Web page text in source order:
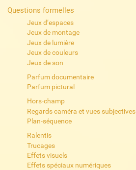
Questions formelles
Jeux d’espaces
Jeux de montage
Jeux de lumière
Jeux de couleurs
Jeux de son
Parfum documentaire
Parfum pictural
Hors-champ
Regards caméra et vues subjectives
Plan-séquence
Ralentis
Trucages
Effets visuels
Effets spéciaux numériques